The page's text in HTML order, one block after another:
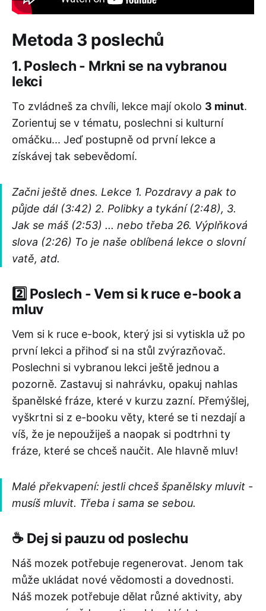
Metoda 3 poslechů
1. Poslech - Mrkni se na vybranou
lekci
To zvládneš za chvíli, lekce mají okolo 3 minut.
Zorientuj se v tématu, poslechni si kulturní
omáčku... Jeď postupně od první lekce a
získávej tak sebevědomí.
Začni ještě dnes. Lekce 1. Pozdravy a pak to
půjde dál (3:42) 2. Polibky a tykání(2:48), 3.
Jak se máš (2:53) ... nebo třeba 26. Výplňková
slova (2:26) To je naše oblíbená lekce o slovní
vatě, atd.
2️⃣ Poslech - Vem si k ruce e-book a
mluv
Vem si k ruce e-book, který jsi si vytiskla už po
první lekci a přihoď si na stůl zvýrazňovač.
Poslechni si vybranou lekci ještě jednou a
pozorně. Zastavuj si nahrávku, opakuj nahlas
španělské fráze, které v kurzu zazní. Přemýšlej,
vyškrtni si z e-booku věty, které se ti nezdají a
víš, že je nepoužiješ a naopak si podtrhni ty
fráze, které se chceš naučit. Ale hlavně mluv!
Malé překvapení: jestli chceš španělsky mluvit -
musíš mluvit. Třeba i sama se sebou.
☕️ Dej si pauzu od poslechu
Náš mozek potřebuje regenerovat. Jenom tak
může ukládat nové vědomosti a dovednosti.
Náš mozek potřebuje dělat různé aktivity, aby